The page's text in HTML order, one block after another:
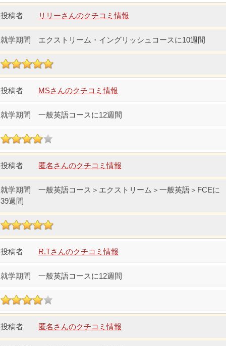
リリーさんのクチコミ情報
エクストリーム・イングリッシュコースに10週間
MSさんのクチコミ情報
一般英語コースに12週間
匿名さんのクチコミ情報
一般英語コース＞エクストリーム＞一般英語＞FCEに
39週間
R.Tさんのクチコミ情報
一般英語コースに12週間
匿名さんのクチコミ情報